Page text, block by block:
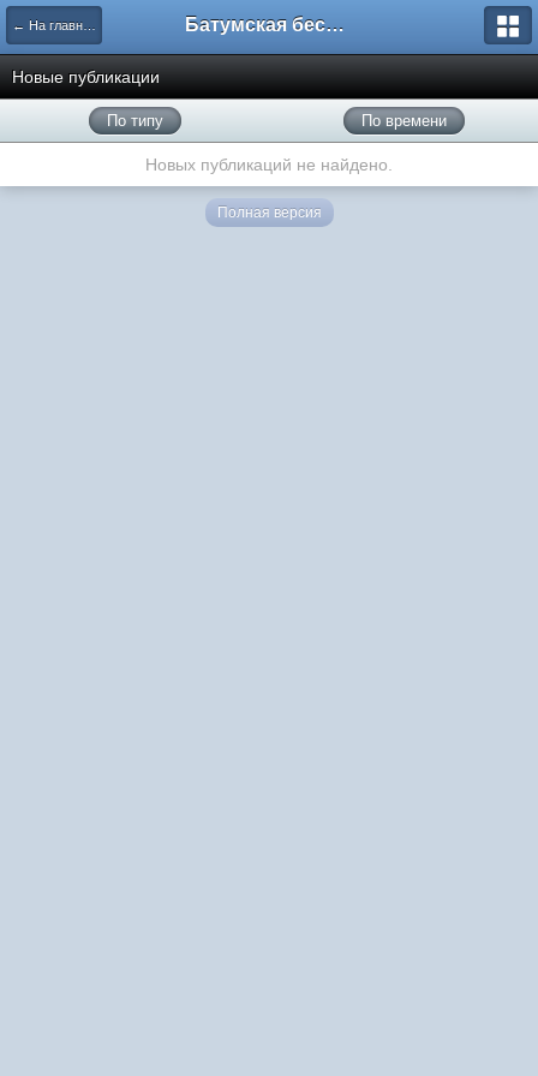
← На главную Батумская беседка
Новые публикации
По типу По времени
Новых публикаций не найдено.
Полная версия